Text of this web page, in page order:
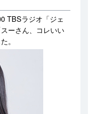
TBSラジオ「ジェ
ーさん、コレいい
。